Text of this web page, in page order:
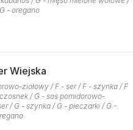
- oregano
Wiejska
ziołowy / F - ser / F - szynka / F
/ G - sos pomidorowo-
/ G - szynka / G - pieczarki / G -